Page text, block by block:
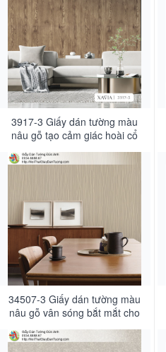
3917-3 Giấy dán tường màu
nâu gỗ tạo cảm giác hoài cổ
34507-3 Giấy dán tường màu
nâu gỗ vân sóng bắt mắt cho